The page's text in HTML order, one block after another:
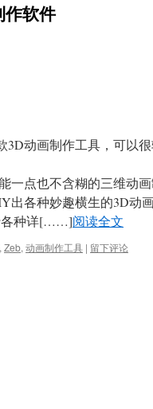
软件
3D动画制作工具，可以
一点也不含糊的三维动
出各种妙趣横生的3D动
各种详[……]阅读全文
, Zeb, 动画制作工具 | 留下评论